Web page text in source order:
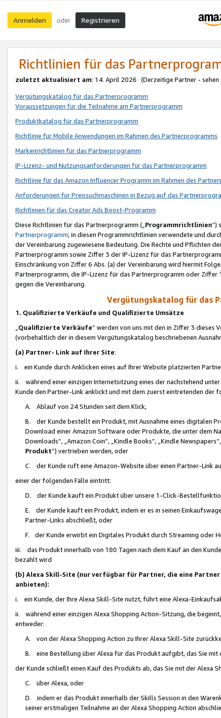
Anmelden oder Registrieren
Richtlinien für das
zuletzt aktualisiert am: 14. April 2026 (Derzeitige Partner - sehen
Vergütungskatalog für das Partnerprogramm
Voraussetzungen für die Teilnahme am Partnerprogramm
Produktkatalog für das Partnerprogramm
Richtlinie für Mobile Anwendungen im Rahmen des Partnerprogramms
Markenrichtlinien für das Partnerprogramm
IP-Lizenz- und Nutzungsanforderungen für das Partnerprogramm
Richtlinie für das Amazon Influencer Programm im Rahmen des
Anforderungen für Preissuchmaschinen in Bezug auf das
Richtlinien für das Creator Ads Boost-Programm
Diese Richtlinien für das Partnerprogramm („Programmrichtlinien“)
Partnerprogramm; in diesen Programmrichtlinien verwendete und
der Vereinbarung zugewiesene Bedeutung. Die Rechte und Pflichten
Partnerprogramm sowie Ziffer 3 der IP-Lizenz für das
Einschränkung von Ziffer 6 Abs. (a) der Vereinbarung wird hiermit
Partnerprogramm, die IP-Lizenz für das Partnerprogramm oder
gegen die Vereinbarung.
Vergütungskatalog für das
1. Qualifizierte Verkäufe und Qualifizierte Umsätze
Qualifizierte Verkäufe“ werden von uns mit den in Ziffer 3
(vorbehaltlich der in diesem Vergütungskatalog beschriebenen
(a) Partner- Link auf Ihrer Site:
i. ein Kunde durch Anklicken eines auf Ihrer Website platzierten
ii. während einer einzigen Internetsitzung eines der nachstehend
Kunde den Partner-Link anklickt und mit dem zuerst eintretenden der
A. Ablauf von 24 Stunden seit dem Klick,
B. der Kunde bestellt ein Produkt, mit Ausnahme eines digitalen
Download einer Amazon Software oder Produkte, die unter dem
Downloads“, „Amazon Coin“, „Kindle Books“, „Kindle
Produkt“) vertrieben werden, oder
C. der Kunde ruft eine Amazon-Website über einen Partner-Link
einer der folgenden Fälle eintritt:
D. der Kunde kauft ein Produkt über unsere 1-Click-
E. der Kunde kauft ein Produkt, indem er es in seinen
Partner-Links abschließt, oder
F. der Kunde erwirbt ein Digitales Produkt durch Streaming oder
iii. das Produkt innerhalb von 180 Tagen nach dem Kauf an den
bezahlt wird
(b) Alexa Skill-Site (nur verfügbar für Partner, die eine
anbieten):
i. ein Kunde, der Ihre Alexa Skill-Site nutzt, führt eine Alexa-
ii. während einer einzigen Alexa Shopping Action-Sitzung, die
entweder:
A. von der Alexa Shopping Action zu Ihrer Alexa Skill-Site
B. eine Bestellung über Alexa für das Produkt aufgibt, das Sie mit
der Kunde schließt einen Kauf des Produkts ab, das Sie mit der Alexa
C. über Alexa, oder
D. indem er das Produkt innerhalb der Skills Session in den
seiner erstmaligen Teilnahme an der Alexa Shopping Action